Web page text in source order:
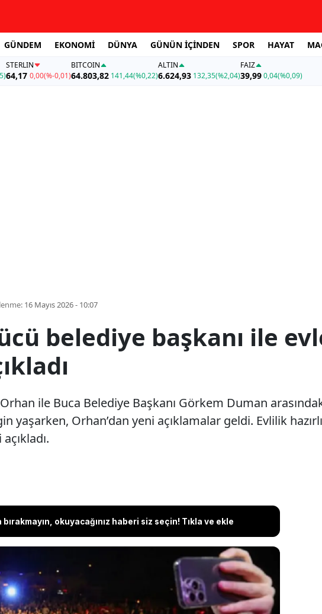
GÜNDEM EKONOMİ DÜNYA GÜNÜN İÇİNDEN SPOR HAYAT
STERLIN
64,17 0,00(%-0,01)
BITCOIN
64.803,82 141,44(%0,22)
ALTIN
6.624,93 132,35(%2,04)
FAİZ
39,990,04(%0,09)
16 Mayıs 2026 - 10:07
belediye başkanı ile
ile Buca Belediye Başkanı Görkem Duman
yaşarken, Orhan’dan yeni açıklamalar geldi. Evlilik
okuyacağınız haberi siz seçin! Tıkla ve ekle